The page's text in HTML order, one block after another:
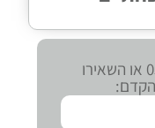
התקשרו עכשיו 054-670-6050 או השאירו